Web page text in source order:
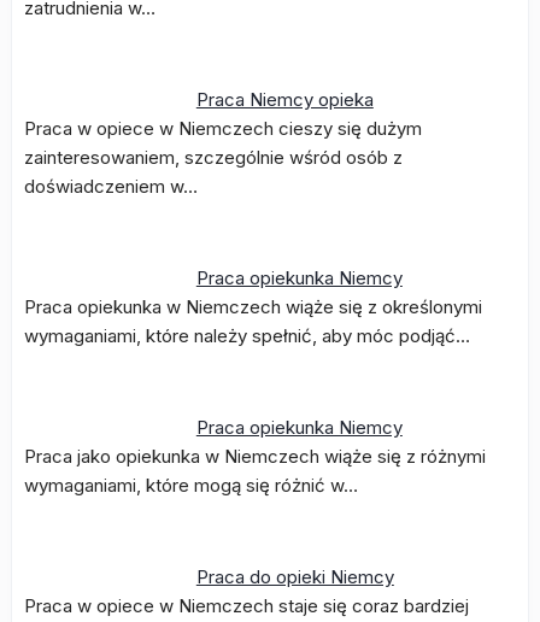
zatrudnienia w…
Praca Niemcy opieka
Praca w opiece w Niemczech cieszy się dużym
zainteresowaniem, szczególnie wśród osób z
doświadczeniem w…
Praca opiekunka Niemcy
Praca opiekunka w Niemczech wiąże się z określonymi
wymaganiami, które należy spełnić, aby móc podjąć…
Praca opiekunka Niemcy
Praca jako opiekunka w Niemczech wiąże się z różnymi
wymaganiami, które mogą się różnić w…
Praca do opieki Niemcy
Praca w opiece w Niemczech staje się coraz bardziej